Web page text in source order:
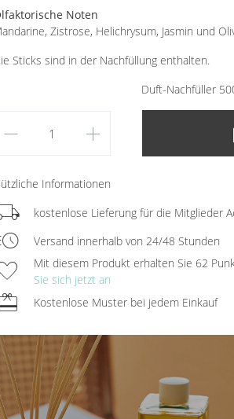
Noten
Zistrose, Helichrysum, Jasmin und
Sticks sind in der Nachfüllung enthalten.
Duft-Nachfüller
remove add
Informationen
kostenlose Lieferung für die Mitglieder
Versand innerhalb von 24/48 Stunden
Mit diesem Produkt erhalten Sie 62
Sie sich jetzt an
Kostenlose Muster bei jedem Einkauf